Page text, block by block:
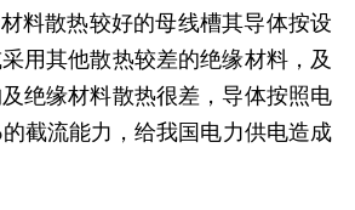
料散热较好的母线槽其导体按设
用其他散热较差的绝缘材料，及
绝缘材料散热很差，导体按照电
截流能力，给我国电力供电造成